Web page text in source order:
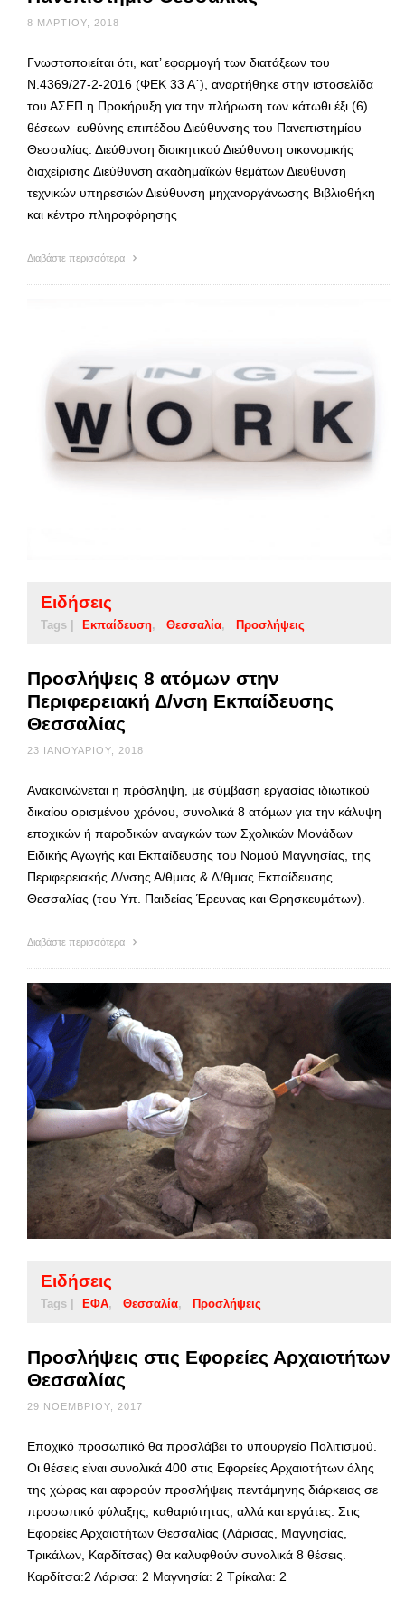
8 ΜΑΡΤΊΟΥ, 2018
Γνωστοποιείται ότι, κατ’ εφαρμογή των διατάξεων του
Ν.4369/27-2-2016 (ΦΕΚ 33 Α΄), αναρτήθηκε στην ιστοσελίδα
του ΑΣΕΠ η Προκήρυξη για την πλήρωση των κάτωθι έξι (6)
θέσεων ευθύνης επιπέδου Διεύθυνσης του Πανεπιστημίου
Θεσσαλίας: Διεύθυνση διοικητικού Διεύθυνση οικονομικής
διαχείρισης Διεύθυνση ακαδημαϊκών θεμάτων Διεύθυνση
τεχνικών υπηρεσιών Διεύθυνση μηχανοργάνωσης Βιβλιοθήκη
και κέντρο πληροφόρησης
Διαβάστε περισσότερα
Ειδήσεις
Tags | Εκπαίδευση Θεσσαλία Προσλήψεις
Προσλήψεις 8 ατόμων στην
Περιφερειακή ∆/νση Εκπαίδευσης
Θεσσαλίας
23 ΙΑΝΟΥΑΡΊΟΥ, 2018
Ανακοινώνεται η πρόσληψη, µε σύµβαση εργασίας ιδιωτικού
δικαίου ορισµένου χρόνου, συνολικά 8 ατόµων για την κάλυψη
εποχικών ή παροδικών αναγκών των Σχολικών Μονάδων
Ειδικής Αγωγής και Εκπαίδευσης του Νοµού Μαγνησίας, της
Περιφερειακής ∆/νσης Α/θµιας & ∆/θµιας Εκπαίδευσης
Θεσσαλίας (του Υπ. Παιδείας Έρευνας και Θρησκευµάτων).
Διαβάστε περισσότερα
Ειδήσεις
Tags | ΕΦΑ Θεσσαλία Προσλήψεις
Προσλήψεις στις Εφορείες Αρχαιοτήτων
Θεσσαλίας
29 ΝΟΕΜΒΡΊΟΥ, 2017
Εποχικό προσωπικό θα προσλάβει το υπουργείο Πολιτισμού.
Οι θέσεις είναι συνολικά 400 στις Εφορείες Αρχαιοτήτων όλης
της χώρας και αφορούν προσλήψεις πεντάμηνης διάρκειας σε
προσωπικό φύλαξης, καθαριότητας, αλλά και εργάτες. Στις
Εφορείες Αρχαιοτήτων Θεσσαλίας (Λάρισας, Μαγνησίας,
Τρικάλων, Καρδίτσας) θα καλυφθούν συνολικά 8 θέσεις.
Καρδίτσα:2 Λάρισα: 2 Μαγνησία: 2 Τρίκαλα: 2